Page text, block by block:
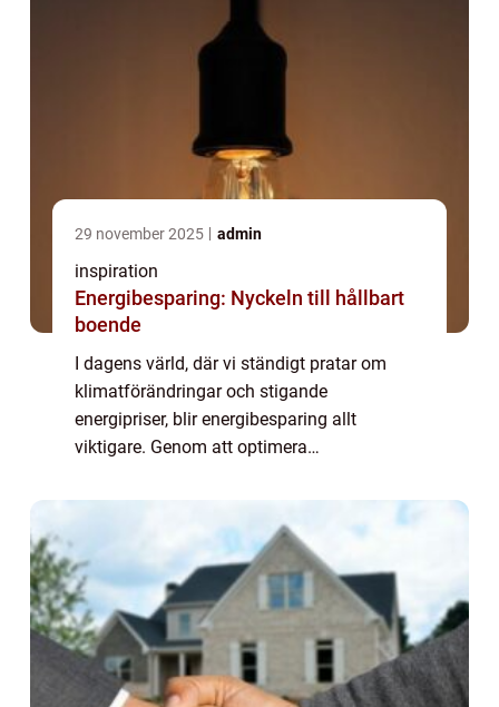
29 november 2025 admin
inspiration
Energibesparing: Nyckeln till hållbart
boende
I dagens värld, där vi ständigt pratar om
klimatförändringar och stigande
energipriser, blir energibesparing allt
viktigare. Genom att optimera
inte bara minska kostnade...